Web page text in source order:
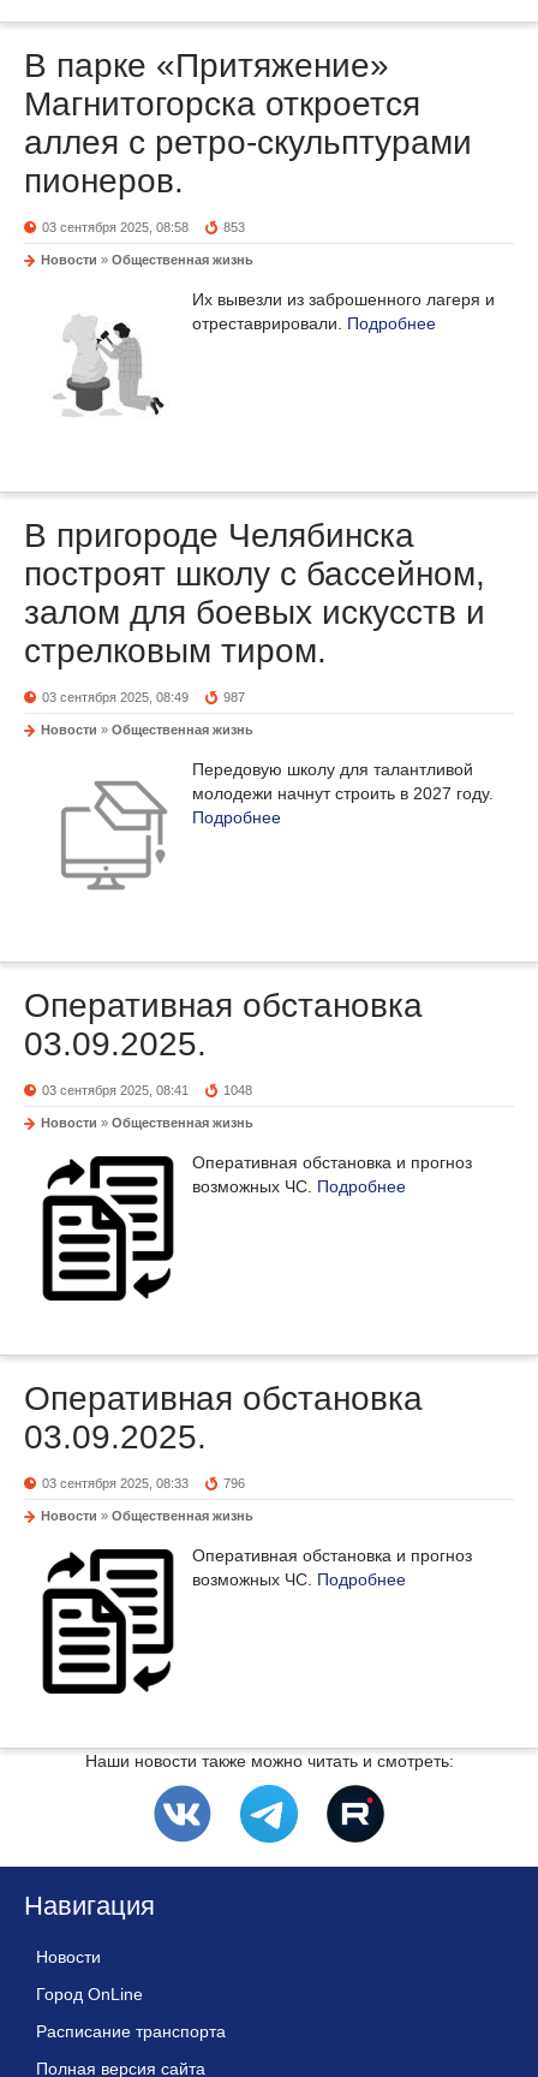
В парке «Притяжение»
Магнитогорска откроется
аллея с ретро-скульптурами
пионеров.
03 сентября 2025, 08:58 853
Новости » Общественная жизнь
Их вывезли из заброшенного лагеря и
отреставрировали. Подробнее
В пригороде Челябинска
построят школу с бассейном,
залом для боевых искусств и
стрелковым тиром.
03 сентября 2025, 08:49 987
Новости » Общественная жизнь
Передовую школу для талантливой
молодежи начнут строить в 2027 году.
Подробнее
Оперативная обстановка
03.09.2025.
03 сентября 2025, 08:41 1048
Новости » Общественная жизнь
Оперативная обстановка и прогноз
возможных ЧС. Подробнее
Оперативная обстановка
03.09.2025.
03 сентября 2025, 08:33 796
Новости » Общественная жизнь
Оперативная обстановка и прогноз
возможных ЧС. Подробнее
Наши новости также можно читать и смотреть:
Навигация
Новости
Город OnLine
Расписание транспорта
Полная версия сайта